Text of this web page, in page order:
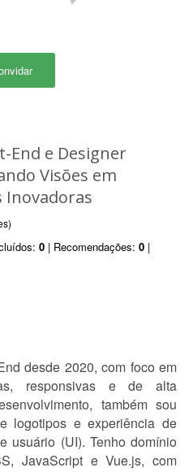
End e Designer
Visões em
Inovadoras
0 | Recomendações: 0 |
desde 2020, com foco em
responsivas e de alta
também sou
logotipos e experiência de
usuário (UI). Tenho domínio
JavaScript e Vue.js, com